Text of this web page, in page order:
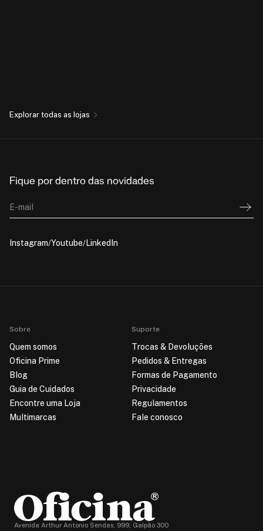
Explorar todas as lojas
Fique por dentro das novidades
E-mail
Instagram Youtube LinkedIn
Sobre
Quem somos
Oficina Prime
Blog
Guia de Cuidados
Encontre uma Loja
Multimarcas
Suporte
Trocas & Devoluções
Pedidos & Entregas
Formas de Pagamento
Privacidade
Regulamentos
Fale conosco
Avenida Arthur Antonio Sendas, 999, Galpão 300